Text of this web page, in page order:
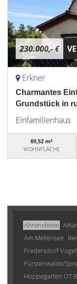
230.000,- €
Erkner
Charmantes
Grundstück in
Einfamilienhaus
89,52 m²
WOHNFLÄCHE
Ahrensfelde
Am Mellensee
Fredersdorf-
Fürstenwalde/
Hoppegarten OT